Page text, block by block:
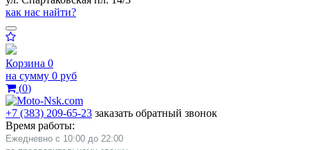
как нас найти?
Корзина 0
на сумму 0 руб
(0)
+7 (383) 209-65-23 заказать обратный звонок
Время работы:
Ежедневно с 10:00 до 22:00